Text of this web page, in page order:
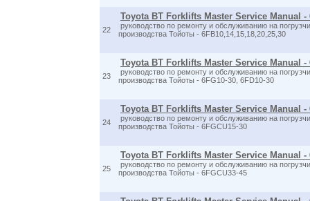
22
Toyota BT Forklifts Master Service Manual -
руководство по ремонту и обслуживанию на
производства Тойоты - 6FB10,14,15,18,20,25,30
23
Toyota BT Forklifts Master Service Manual -
руководство по ремонту и обслуживанию на
производства Тойоты - 6FG10-30, 6FD10-30
24
Toyota BT Forklifts Master Service Manual -
руководство по ремонту и обслуживанию на
производства Тойоты - 6FGCU15-30
25
Toyota BT Forklifts Master Service Manual -
руководство по ремонту и обслуживанию на
производства Тойоты - 6FGCU33-45